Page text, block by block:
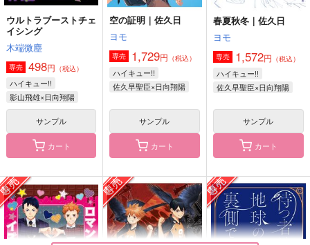
お前とずっとどこまで
も！
影山飛雄×日向翔陽
サンプル
作品詳細
魔法のましゅまろ
白米工房
787円（税込）
及川徹×影山飛雄
サンプル
作品詳細
LOVE&CURE
candy-holic
770円（税込）
及川徹×影山飛雄
サンプル
作品詳細
ウルトラブーストチェ
イシング
木端微塵
専売 498円 （税込）
ハイキュー!!
影山飛雄×日向翔陽
サンプル
カート
空の証明｜佐久日
ヨモ
専売 1,729円 （税込）
ハイキュー!!
佐久早聖臣×日向翔陽
サンプル
カート
春夏秋冬｜佐久日
ヨモ
専売 1,572円 （税込）
ハイキュー!!
佐久早聖臣×日向翔陽
サンプル
カート